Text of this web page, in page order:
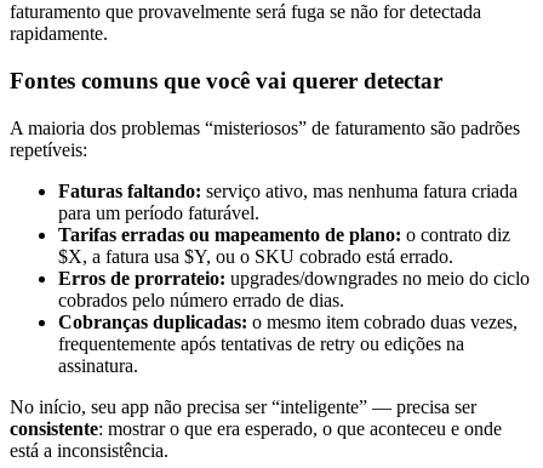
faturamento que provavelmente será fuga se não for detectada
rapidamente.
Fontes comuns que você vai querer detectar
A maioria dos problemas “misteriosos” de faturamento são padrões
repetíveis:
Faturas faltando: serviço ativo, mas nenhuma fatura criada
para um período faturável.
Tarifas erradas ou mapeamento de plano: o contrato diz
$X, a fatura usa $Y, ou o SKU cobrado está errado.
Erros de prorrateio: upgrades/downgrades no meio do ciclo
cobrados pelo número errado de dias.
Cobranças duplicadas: o mesmo item cobrado duas vezes,
frequentemente após tentativas de retry ou edições na
assinatura.
No início, seu app não precisa ser “inteligente” — precisa ser
consistente: mostrar o que era esperado, o que aconteceu e onde
está a inconsistência.